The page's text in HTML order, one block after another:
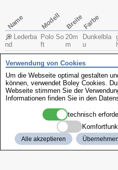
Name Modell BreiteFarbe
Lederba
nd
Polo So
ft
20m
m
Dunkelbla
u
Lederba
nd
Polo So
ft
20m
m
Schwarz
Lederba
nd
Polo So
ft
20m
m
Dunkelgra
u
Lederba Polo So 20m
Mittelbrau
Polo So
20m
m
Dunkelbra
un
Verwendung von Cookies
Um die Webseite optimal gestalten
können, verwendet Boley Cookies.
Webseite stimmen Sie der
Informationen finden Sie in den
technisch
Alle akzeptieren Übernehmen